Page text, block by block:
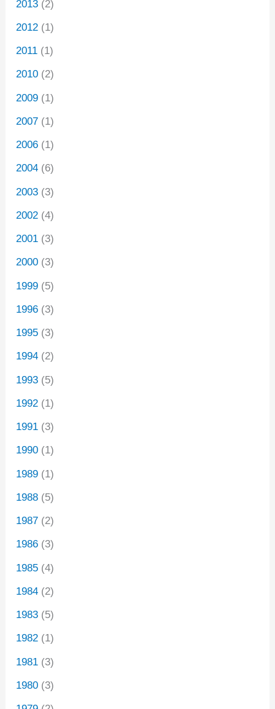
2013 (2)
2012 (1)
2011 (1)
2010 (2)
2009 (1)
2007 (1)
2006 (1)
2004 (6)
2003 (3)
2002 (4)
2001 (3)
2000 (3)
1999 (5)
1996 (3)
1995 (3)
1994 (2)
1993 (5)
1992 (1)
1991 (3)
1990 (1)
1989 (1)
1988 (5)
1987 (2)
1986 (3)
1985 (4)
1984 (2)
1983 (5)
1982 (1)
1981 (3)
1980 (3)